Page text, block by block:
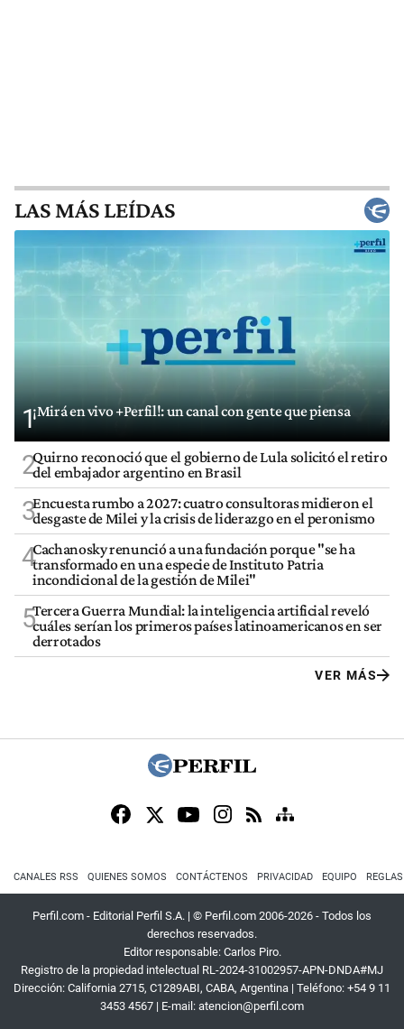
LAS MÁS LEÍDAS
1¡Mirá en vivo +Perfil!: un canal con gente que piensa
2Quirno reconoció que el gobierno de Lula solicitó el retiro
del embajador argentino en Brasil
3Encuesta rumbo a 2027: cuatro consultoras midieron el
desgaste de Milei y la crisis de liderazgo en el peronismo
4Cachanosky renunció a una fundación porque "se ha
transformado en una especie de Instituto Patria
incondicional de la gestión de Milei"
5Tercera Guerra Mundial: la inteligencia artificial reveló
cuáles serían los primeros países latinoamericanos en ser
derrotados
VER MÁS
CANALES RSS QUIENES SOMOS CONTÁCTENOS PRIVACIDAD EQUIPO
Perfil.com - Editorial Perfil S.A. | © Perfil.com 2006-2026 - Todos los
derechos reservados.
Editor responsable: Carlos Piro.
Registro de la propiedad intelectual RL-2024-31002957-APN-DNDA#MJ
Dirección: California 2715, C1289ABI, CABA, Argentina | Teléfono: +54 9 11
3453 4567 | E-mail: atencion@perfil.com